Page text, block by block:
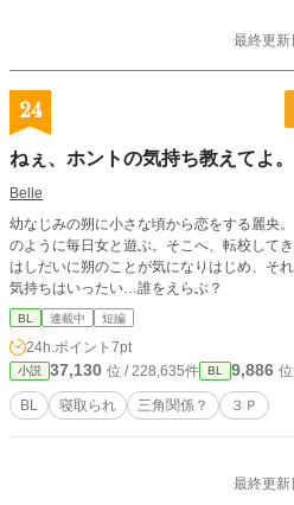
最終更
24
ねぇ、ホントの気持ち教えてよ。
Belle
幼なじみの朔に小さな頃から恋をする麗央
のように毎日女と遊ぶ。そこへ、転校して
はしだいに朔のことが気になりはじめ、それをみた
気持ちはいったい…誰をえらぶ？
BL 連載中 短編
24h.ポイント 7pt
小説 37,130 位 / 228,635件 BL 9,886
BL 寝取られ 三角関係？ ３Ｐ
最終更